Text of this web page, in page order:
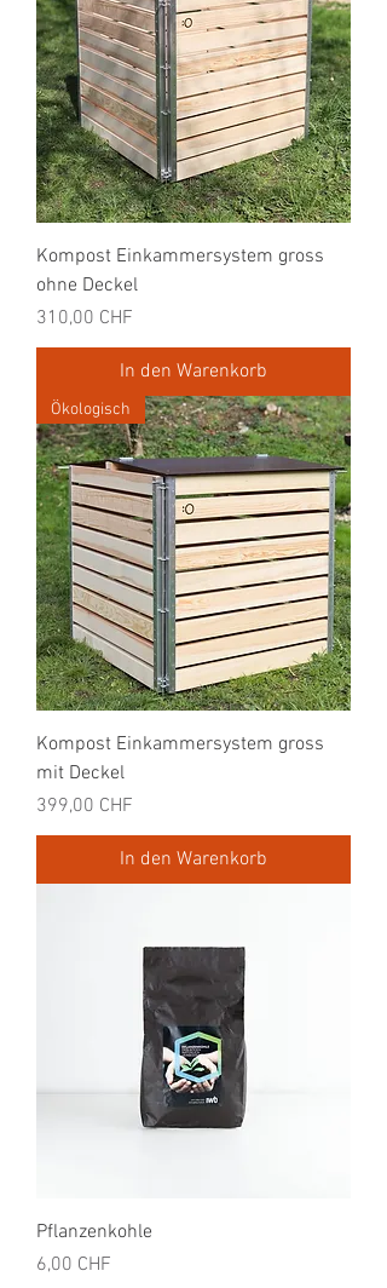
Kompost Einkammersystem gross
ohne Deckel
Preis
310,00 CHF
In den Warenkorb
Ökologisch
Kompost Einkammersystem gross
mit Deckel
Preis
399,00 CHF
In den Warenkorb
Pflanzenkohle
Preis
6,00 CHF